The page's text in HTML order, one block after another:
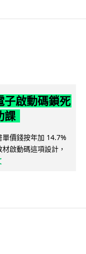
子啟動碼鎖死
課
價錢按年加 14.7%
啟動碼這項設計，